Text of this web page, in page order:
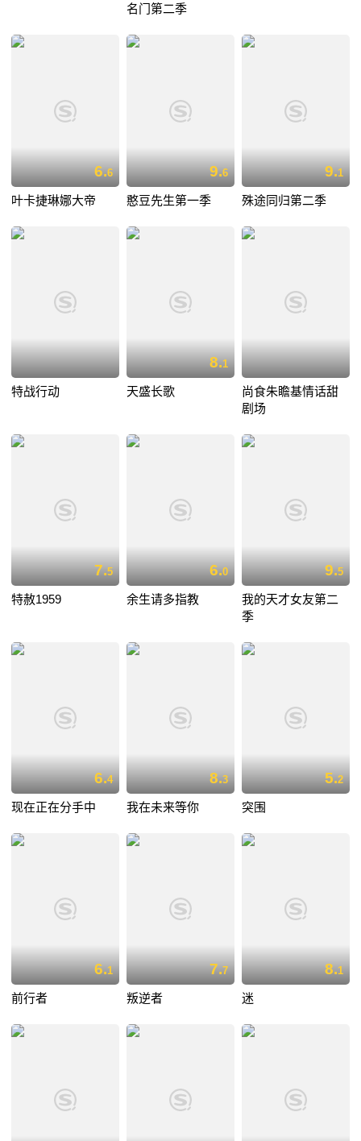
名门第二季
6.6
叶卡捷琳娜大帝
9.6
憨豆先生第一季
9.1
殊途同归第二季
特战行动
8.1
天盛长歌
尚食朱瞻基情话甜
剧场
7.5
特赦1959
6.0
余生请多指教
9.5
我的天才女友第二
季
6.4
现在正在分手中
8.3
我在未来等你
5.2
突围
6.1
前行者
7.7
叛逆者
8.1
迷